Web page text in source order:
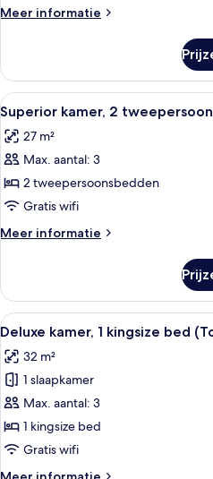
Meer informatie
Meer
(Cabana
Building)
Alle
foto's
voor
Superior
kamer,
2
tweepersoonsbedden
laden
5
Superior kamer, 2
27 m²
Max. aantal: 3
2 tweepersoonsbedden
Gratis wifi
Meer informatie
Meer
kamer,
tweepersoonsbedden
Alle
foto's
voor
Deluxe
kamer,
1
kingsize
6
Deluxe kamer, 1 kingsize bed
32 m²
1 slaapkamer
Max. aantal: 3
1 kingsize bed
Gratis wifi
Meer